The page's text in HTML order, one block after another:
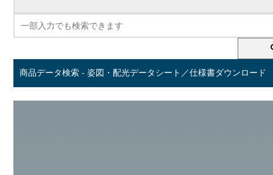
商品データ検索 - 姿図・配光データシート／仕様書ダウンロード